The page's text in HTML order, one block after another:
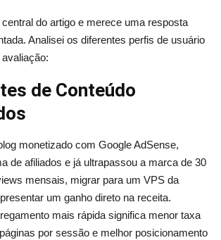
do artigo e merece uma resposta
Analisei os diferentes perfis de usuário
de Conteúdo
monetizado com Google AdSense,
de afiliados e já ultrapassou a marca de 30
mensais, migrar para um VPS da
um ganho direto na receita.
mais rápida significa menor taxa
por sessão e melhor posicionamento